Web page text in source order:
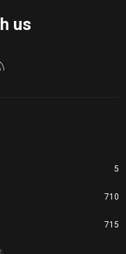
us
nas
5
710
715